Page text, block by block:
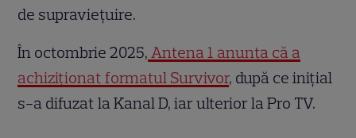
de supraviețuire.
În octombrie 2025, Antena 1 anunța că a
achiziționat formatul Survivor, după ce inițial
s-a difuzat la Kanal D, iar ulterior la Pro TV.